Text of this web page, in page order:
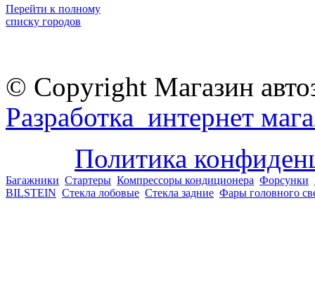
Перейти к полному
списку городов
© Copyright Магазин
Разработка интернет
Политика
Багажники Стартеры Компрессоры кондиционера Форсунки
BILSTEIN Стекла лобовые Стекла задние Фары головного